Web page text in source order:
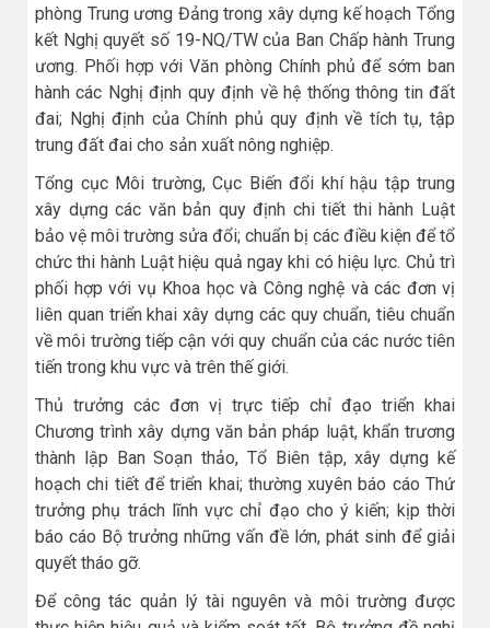
phòng Trung ương Đảng trong xây dựng kế hoạch Tổng
kết Nghị quyết số 19-NQ/TW của Ban Chấp hành Trung
ương. Phối hợp với Văn phòng Chính phủ để sớm ban
hành các Nghị định quy định về hệ thống thông tin đất
đai; Nghị định của Chính phủ quy định về tích tụ, tập
trung đất đai cho sản xuất nông nghiệp.
Tổng cục Môi trường, Cục Biến đổi khí hậu tập trung
xây dựng các văn bản quy định chi tiết thi hành Luật
bảo vệ môi trường sửa đổi; chuẩn bị các điều kiện để tổ
chức thi hành Luật hiệu quả ngay khi có hiệu lực. Chủ trì
phối hợp với vụ Khoa học và Công nghệ và các đơn vị
liên quan triển khai xây dựng các quy chuẩn, tiêu chuẩn
về môi trường tiếp cận với quy chuẩn của các nước tiên
tiến trong khu vực và trên thế giới.
Thủ trưởng các đơn vị trực tiếp chỉ đạo triển khai
Chương trình xây dựng văn bản pháp luật, khẩn trương
thành lập Ban Soạn thảo, Tổ Biên tập, xây dựng kế
hoạch chi tiết để triển khai; thường xuyên báo cáo Thứ
trưởng phụ trách lĩnh vực chỉ đạo cho ý kiến; kịp thời
báo cáo Bộ trưởng những vấn đề lớn, phát sinh để giải
quyết tháo gỡ.
Để công tác quản lý tài nguyên và môi trường được